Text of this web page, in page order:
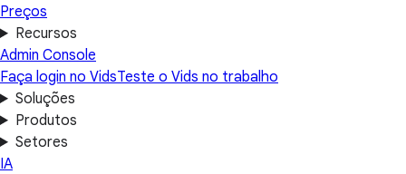
Preços
Recursos
Admin Console
Faça login no VidsTeste o Vids no trabalho
Soluções
Produtos
Setores
IA